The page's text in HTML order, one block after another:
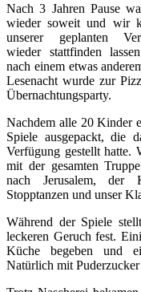
Nach 3 Jahren Pause
wieder soweit und wir
unserer geplanten
wieder stattfinden
nach einem etwas
Lesenacht wurde zur
Übernachtungsparty.
Nachdem alle 20 Kinder
Spiele ausgepackt, die
Verfügung gestellt hatte.
mit der gesamten
nach Jerusalem, der
Stopptanzen und unser
Während der Spiele
leckeren Geruch fest.
Küche begeben und
Natürlich mit Puderzucker